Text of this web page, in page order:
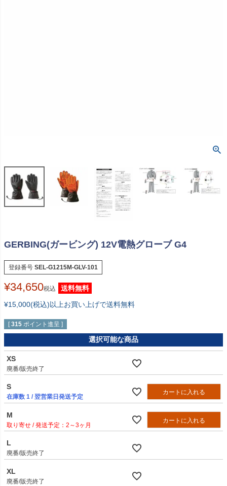
GERBING(ガービング) 12V電熱グローブ G4
登録番号 SEL-G1215M-GLV-101
¥34,650税込
送料無料
¥15,000(税込)以上お買い上げで送料無料
[ 315 ポイント進呈 ]
選択可能な商品
XS
廃番/販売終了
S
在庫数 1 / 翌営業日発送予定
カートに入れる
M
2～3ヶ月
カートに入れる
L
廃番/販売終了
XL
廃番/販売終了